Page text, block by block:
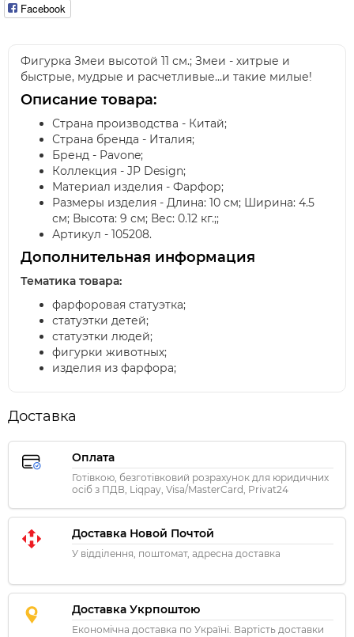
Facebook
Фигурка Змеи высотой 11 см.; Змеи - хитрые и
быстрые, мудрые и расчетливые…и такие милые!
Описание товара:
Страна производства - Китай;
Страна бренда - Италия;
Бренд - Pavone;
Коллекция - JP Design;
Материал изделия - Фарфор;
Размеры изделия - Длина: 10 см; Ширина: 4.5
см; Высота: 9 см; Вес: 0.12 кг.;;
Артикул - 105208.
Дополнительная информация
Тематика товара:
фарфоровая статуэтка;
статуэтки детей;
статуэтки людей;
фигурки животных;
изделия из фарфора;
Доставка
Оплата
Готівкою, безготівковий розрахунок для юридичних
осіб з ПДВ, Liqpay, Visa/MasterCard, Privat24
Доставка Новой Почтой
У відділення, поштомат, адресна доставка
Доставка Укрпоштою
Економічна доставка по Україні. Вартість доставки